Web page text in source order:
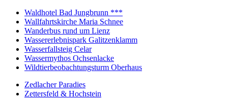
Waldhotel Bad Jungbrunn ***
Wallfahrtskirche Maria Schnee
Wanderbus rund um Lienz
Wassererlebnispark Galitzenklamm
Wasserfallsteig Celar
Wassermythos Ochsenlacke
Wildtierbeobachtungsturm Oberhaus
Zedlacher Paradies
Zettersfeld & Hochstein